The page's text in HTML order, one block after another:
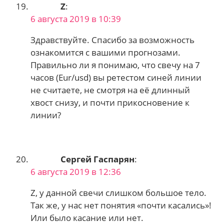
Z:
6 августа 2019 в 10:39
Здравствуйте. Спасибо за возможность
ознакомится с вашими прогнозами.
Правильно ли я понимаю, что свечу на 7
часов (Eur/usd) вы ретестом синей линии
не считаете, не смотря на её длинный
хвост снизу, и почти прикосновение к
линии?
Сергей Гаспарян:
6 августа 2019 в 12:36
Z, у данной свечи слишком большое тело.
Так же, у нас нет понятия «почти касались»!
Или было касание или нет.